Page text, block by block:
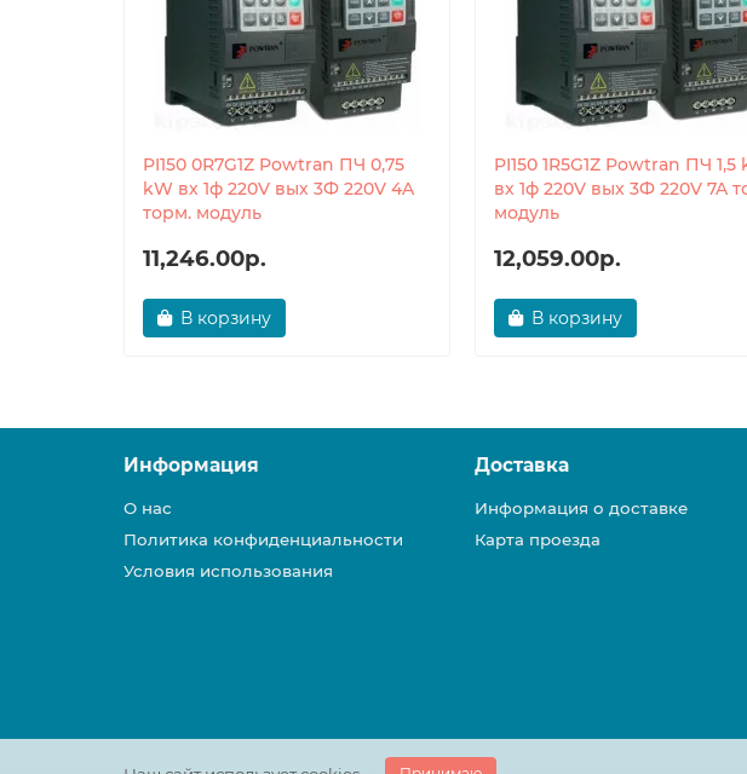
PI150 0R7G1Z Powtran ПЧ 0,75
kW вх 1ф 220V вых 3Ф 220V 4A
торм. модуль
11,246.00р.
В корзину
PI150 1R5G1Z Powtran ПЧ 1,5
вх 1ф 220V вых 3Ф 220V 7A
модуль
12,059.00р.
В корзину
Информация
О нас
Политика конфиденциальности
Условия использования
Доставка
Информация о доставке
Карта проезда